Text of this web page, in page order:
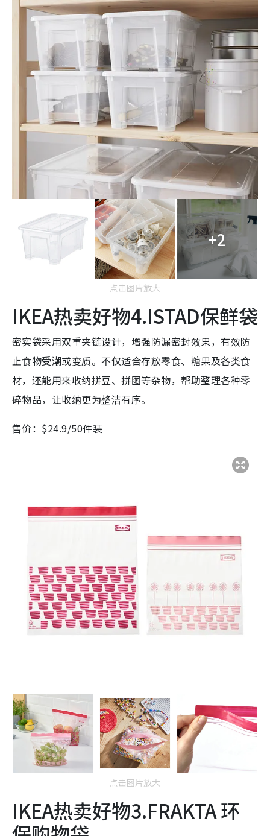
+2
点击图片放大
IKEA热卖好物4.ISTAD保鲜袋
密实袋采用双重夹链设计，增强防漏密封效果，有效防
止食物受潮或变质。不仅适合存放零食、糖果及各类食
材，还能用来收纳拼豆、拼图等杂物，帮助整理各种零
碎物品，让收纳更为整洁有序。
售价：$24.9/50件装
点击图片放大
IKEA热卖好物3.FRAKTA 环